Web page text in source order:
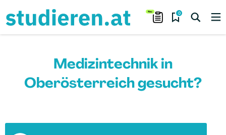
0
Medizintechnik in
Oberösterreich gesucht?